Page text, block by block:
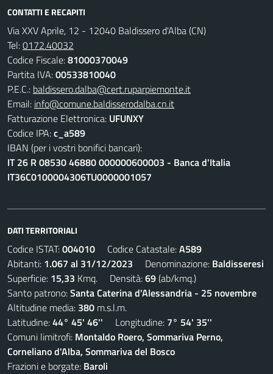
CONTATTI E RECAPITI
Via XXV Aprile, 12 - 12040 Baldissero d'Alba (CN)
Tel:0172.40032
Codice Fiscale:81000370049
Partita IVA:00533810040
P.E.C.: baldissero.dalba@cert.ruparpiemonte.it
Email: info@comune.baldisserodalba.cn.it
Fatturazione Elettronica: UFUNXY
Codice IPA:c_a589
IBAN (per i vostri bonifici bancari):
IT 26 R 08530 46880 000000600003 - Banca d'Italia
IT36C0100004306TU0000001057
DATI TERRITORIALI
Codice ISTAT:004010 Codice Catastale:A589
Abitanti: 1.067 al 31/12/2023 Denominazione: Baldisseresi
Superficie: 15,33 Kmq. Densità:69(ab/kmq.)
Santo patrono:Santa Caterina d'Alessandria - 25 novembre
Altitudine media: 380 m.s.l.m.
Latitudine:44° 45' 46'' Longitudine: 7° 54' 35''
Comuni limitrofi: Montaldo Roero, Sommariva Perno,
Corneliano d'Alba, Sommariva del Bosco
Frazioni e borgate: Baroli